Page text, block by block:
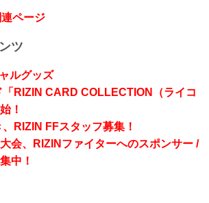
ページ
ツ
ルグッズ
RIZIN CARD COLLECTION（ライコ
！
RIZIN FFスタッフ募集！
会、RIZINファイターへのスポンサー /
中！